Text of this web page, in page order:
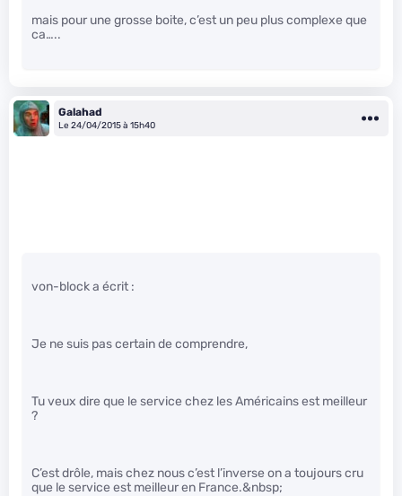
mais pour une grosse boite, c’est un peu plus complexe que
ca…..
Galahad
Le 24/04/2015 à 15h40
von-block a écrit :
Je ne suis pas certain de comprendre,
Tu veux dire que le service chez les Américains est meilleur
?
C’est drôle, mais chez nous c’est l’inverse on a toujours cru
que le service est meilleur en France.&nbsp;